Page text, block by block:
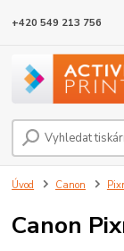
+420 549 213 756
Úvod Canon
Canon